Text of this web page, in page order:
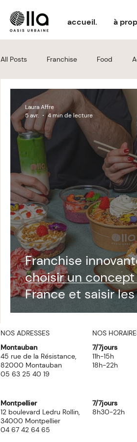
accueil. à
All Posts Franchise Food
Franchise
choisir un
France et saisir
opportunités
Laura Affre
5 avr.
4 min de lecture
NOS ADRESSES
Montauban
45 rue de la Résistance,
82000 Montauban
05 63 25 40 19
NOS
7/7jours
11h-15h
18h-22h
Montpellier
12 boulevard Ledru Rollin,
34000 Montpellier
04 67 42 64 65
7/7jours
8h30-22h